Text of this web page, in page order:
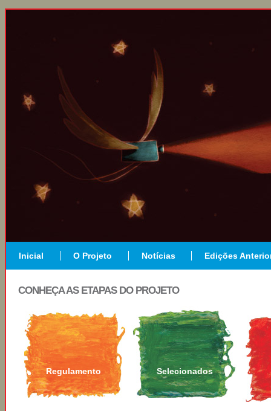
Inicial O Projeto Notícias Edições
CONHEÇA AS ETAPAS DO PROJETO
Regulamento Selecionados